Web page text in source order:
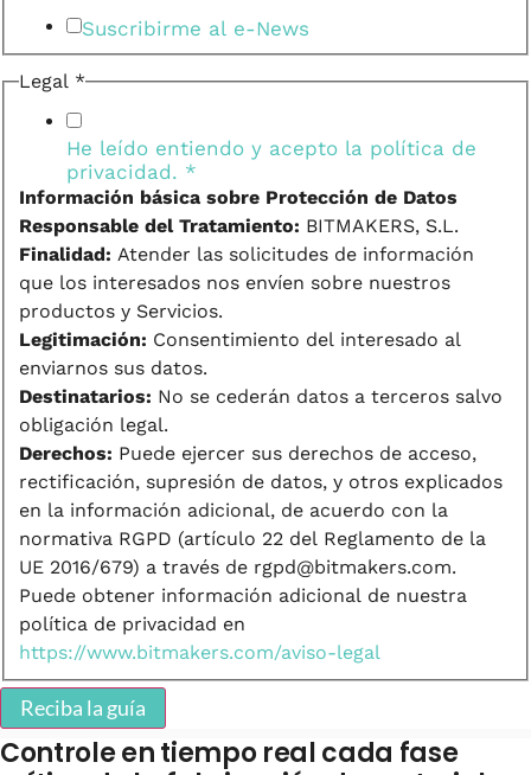
Suscribirme al e-News
Legal *
He leído entiendo y acepto la política de
privacidad. *
Información básica sobre Protección de Datos
Responsable del Tratamiento: BITMAKERS, S.L.
Finalidad: Atender las solicitudes de información
que los interesados nos envíen sobre nuestros
productos y Servicios.
Legitimación: Consentimiento del interesado al
enviarnos sus datos.
Destinatarios: No se cederán datos a terceros salvo
obligación legal.
Derechos: Puede ejercer sus derechos de acceso,
rectificación, supresión de datos, y otros explicados
en la información adicional, de acuerdo con la
normativa RGPD (artículo 22 del Reglamento de la
UE 2016/679) a través de rgpd@bitmakers.com.
Puede obtener información adicional de nuestra
política de privacidad en
https://www.bitmakers.com/aviso-legal
Reciba la guía
Controle en tiempo real cada fase